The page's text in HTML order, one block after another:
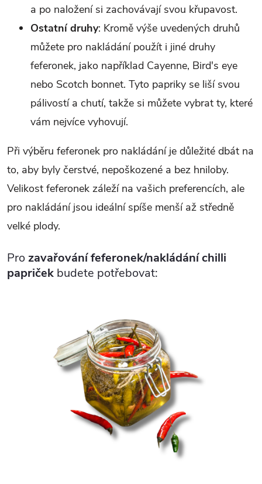
a po naložení si zachovávají svou křupavost.
Ostatní druhy: Kromě výše uvedených druhů
můžete pro nakládání použít i jiné druhy
feferonek, jako například Cayenne, Bird's eye
nebo Scotch bonnet. Tyto papriky se liší svou
pálivostí a chutí, takže si můžete vybrat ty, které
vám nejvíce vyhovují.
Při výběru feferonek pro nakládání je důležité dbát na
to, aby byly čerstvé, nepoškozené a bez hniloby.
Velikost feferonek záleží na vašich preferencích, ale
pro nakládání jsou ideální spíše menší až středně
velké plody.
Pro zavařování feferonek/nakládání chilli
papriček budete potřebovat: